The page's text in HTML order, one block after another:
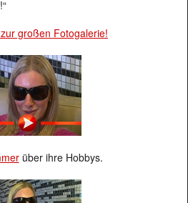
großen Fotogalerie!
über ihre Hobbys.